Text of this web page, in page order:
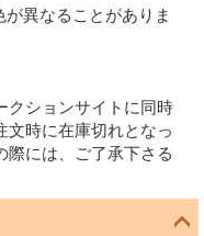
異なることがありま
クションサイトに同時
文時に在庫切れとなっ
際には、ご了承下さる